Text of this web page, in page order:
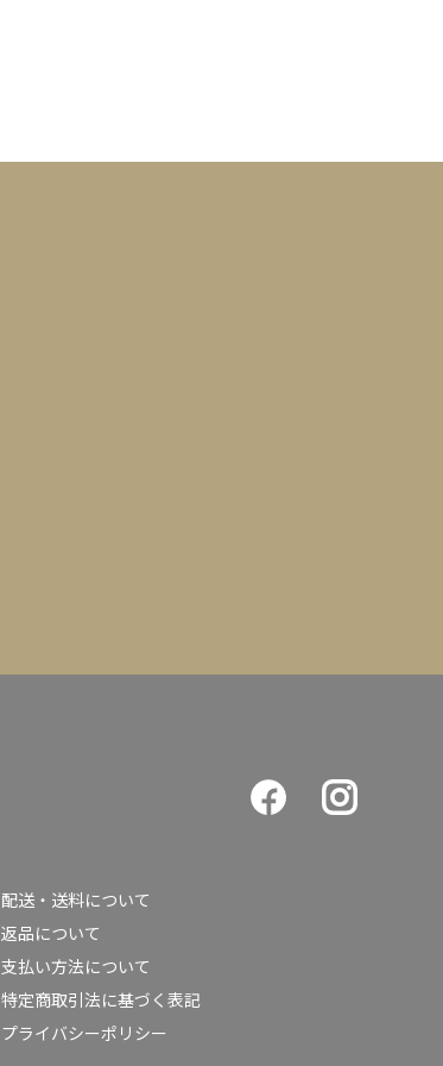
配送・送料について
返品について
支払い方法について
特定商取引法に基づく表記
プライバシーポリシー